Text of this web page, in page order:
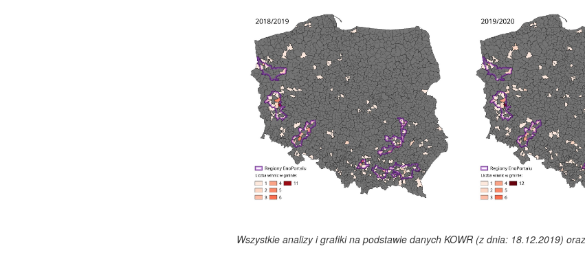
Wszystkie analizy i grafiki na podstawie danych KOWR (z dnia: 18.12.2019)